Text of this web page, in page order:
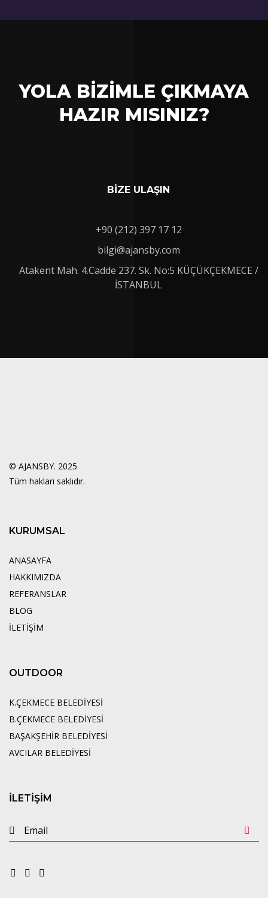
YOLA BİZİMLE ÇIKMAYA
HAZIR MISINIZ?
BİZE ULAŞIN
+90 (212) 397 17 12
bilgi@ajansby.com
Atakent Mah. 4.Cadde 237. Sk. No:5 KÜÇÜKÇEKMECE /
İSTANBUL
© AJANSBY. 2025
Tüm hakları saklıdır.
KURUMSAL
ANASAYFA
HAKKIMIZDA
REFERANSLAR
BLOG
İLETİŞİM
OUTDOOR
K.ÇEKMECE BELEDİYESİ
B.ÇEKMECE BELEDİYESİ
BAŞAKŞEHİR BELEDİYESİ
AVCILAR BELEDİYESİ
İLETİŞİM